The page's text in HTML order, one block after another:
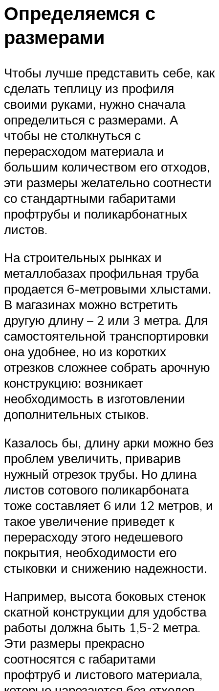
Определяемся с
размерами
Чтобы лучше представить себе, как
сделать теплицу из профиля
своими руками, нужно сначала
определиться с размерами. А
чтобы не столкнуться с
перерасходом материала и
большим количеством его отходов,
эти размеры желательно соотнести
со стандартными габаритами
профтрубы и поликарбонатных
листов.
На строительных рынках и
металлобазах профильная труба
продается 6-метровыми хлыстами.
В магазинах можно встретить
другую длину – 2 или 3 метра. Для
самостоятельной транспортировки
она удобнее, но из коротких
отрезков сложнее собрать арочную
конструкцию: возникает
необходимость в изготовлении
дополнительных стыков.
Казалось бы, длину арки можно без
проблем увеличить, приварив
нужный отрезок трубы. Но длина
листов сотового поликарбоната
тоже составляет 6 или 12 метров, и
такое увеличение приведет к
перерасходу этого недешевого
покрытия, необходимости его
стыковки и снижению надежности.
Например, высота боковых стенок
скатной конструкции для удобства
работы должна быть 1,5-2 метра.
Эти размеры прекрасно
соотносятся с габаритами
профтруб и листового материала,